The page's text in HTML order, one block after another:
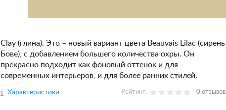
Clay (глина). Это – новый вариант цвета Beauvais Lilac (сирень
Бове), с добавлением большего количества охры. Он
прекрасно подходит как фоновый оттенок и для
современных интерьеров, и для более ранних стилей.
Характеристики Рейтинг: 0 отзывов